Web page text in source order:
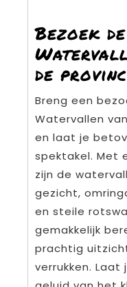
Bezoek
de
Breng een
Watervallen
en laat je
spektakel. Met
zijn de
gezicht,
en steile
gemakkelijk
prachtig
verrukken.